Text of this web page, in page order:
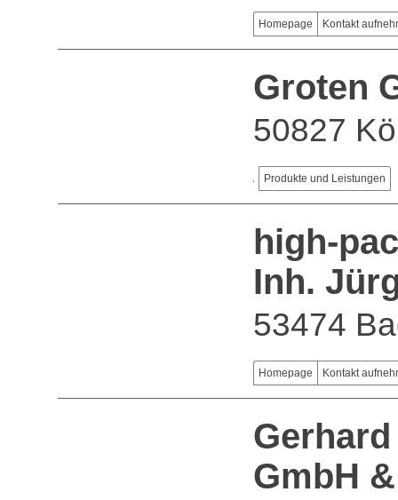
Homepage Kontakt
Groten
50827
Produkte und Leistungen
high-
Inh.
53474
Homepage Kontakt
GmbH